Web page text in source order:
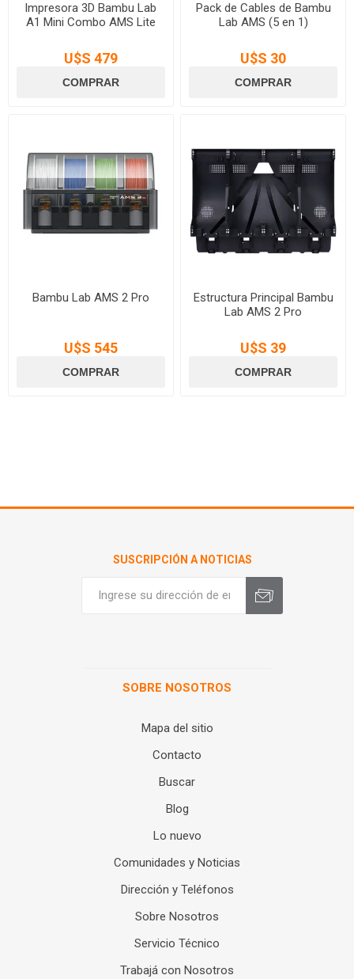
Impresora 3D Bambu Lab
A1 Mini Combo AMS Lite
U$S 479
Pack de Cables de Bambu
Lab AMS (5 en 1)
U$S 30
Bambu Lab AMS 2 Pro
U$S 545
Estructura Principal Bambu
Lab AMS 2 Pro
U$S 39
SUSCRIPCIÓN A NOTICIAS
SOBRE NOSOTROS
Mapa del sitio
Contacto
Buscar
Blog
Lo nuevo
Comunidades y Noticias
Dirección y Teléfonos
Sobre Nosotros
Servicio Técnico
Trabajá con Nosotros